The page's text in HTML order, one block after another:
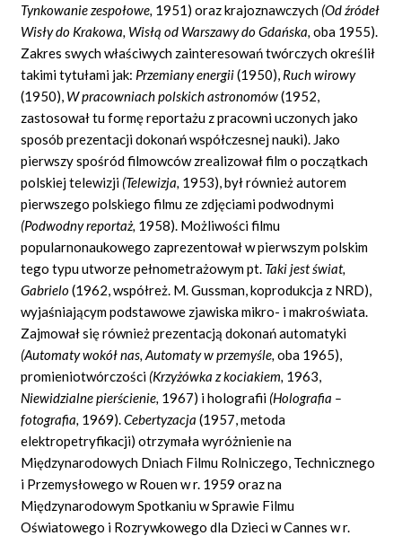
Tynkowanie zespołowe, 1951) oraz krajoznawczych (Od źródeł
Wisły do Krakowa, Wisłą od Warszawy do Gdańska,oba 1955).
Zakres swych właściwych zainteresowań twórczych określił
takimi tytułami jak: Przemiany energii(1950), Ruch wirowy
(1950), W pracowniach polskich astronomów(1952,
zastosował tu formę reportażu z pracowni uczonych jako
sposób prezentacji dokonań współczesnej nauki). Jako
pierwszy spośród filmowców zrealizował film o początkach
polskiej telewizji (Telewizja, 1953), był również autorem
pierwszego polskiego filmu ze zdjęciami podwodnymi
(Podwodny reportaż, 1958). Możliwości filmu
popularnonaukowego zaprezentował w pierwszym polskim
tego typu utworze pełnometrażowym pt. Taki jest świat,
Gabrielo(1962, współreż. M. Gussman, koprodukcja z NRD),
wyjaśniającym podstawowe zjawiska mikro- i makroświata.
Zajmował się również prezentacją dokonań automatyki
(Automaty wokół nas, Automaty w przemyśle,oba 1965),
promieniotwórczości (Krzyżówka z kociakiem, 1963,
Niewidzialne pierścienie, 1967) i holografii (Holografia –
fotografia, 1969).Cebertyzacja(1957, metoda
elektropetryfikacji) otrzymała wyróżnienie na
Międzynarodowych Dniach Filmu Rolniczego, Technicznego
i Przemysłowego w Rouen w r. 1959 oraz na
Międzynarodowym Spotkaniu w Sprawie Filmu
Oświatowego i Rozrywkowego dla Dzieci w Cannes w r.